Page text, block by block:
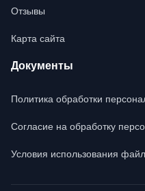
Отзывы
Карта сайта
Документы
Политика обработки
Согласие на обработку
Условия использования